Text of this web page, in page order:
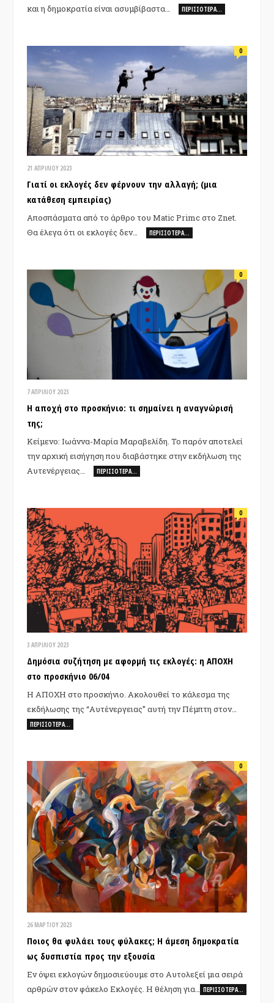
και η δημοκρατία είναι ασυμβίβαστα…
ΠΕΡΙΣΣΌΤΕΡΑ…
21 ΑΠΡΙΛΊΟΥ 2023
0
Γιατί οι εκλογές δεν φέρνουν την αλλαγή; (μια
κατάθεση εμπειρίας)
Αποσπάσματα από το άρθρο του Matic Primc στο Znet.
Θα έλεγα ότι οι εκλογές δεν…
ΠΕΡΙΣΣΌΤΕΡΑ…
7 ΑΠΡΙΛΊΟΥ 2023
0
Η αποχή στο προσκήνιο: τι σημαίνει η αναγνώρισή
της;
Κείμενο: Ιωάννα-Μαρία Μαραβελίδη. Το παρόν αποτελεί
την αρχική εισήγηση που διαβάστηκε στην εκδήλωση της
Αυτενέργειας…
ΠΕΡΙΣΣΌΤΕΡΑ…
3 ΑΠΡΙΛΊΟΥ 2023
0
Δημόσια συζήτηση με αφορμή τις εκλογές: η ΑΠΟΧΗ
στο προσκήνιο 06/04
Η ΑΠΟΧΗ στο προσκήνιο. Ακολουθεί το κάλεσμα της
εκδήλωσης της “Αυτένεργειας” αυτή την Πέμπτη στον…
ΠΕΡΙΣΣΌΤΕΡΑ…
26 ΜΑΡΤΊΟΥ 2023
0
Ποιος θα φυλάει τους φύλακες; Η άμεση δημοκρατία
ως δυσπιστία προς την εξουσία
Εν όψει εκλογών δημοσιεύουμε στο Αυτολεξεί μια σειρά
αρθρών στον φάκελο Εκλογές. Η θέληση για… ΠΕΡΙΣΣΌΤΕΡΑ…